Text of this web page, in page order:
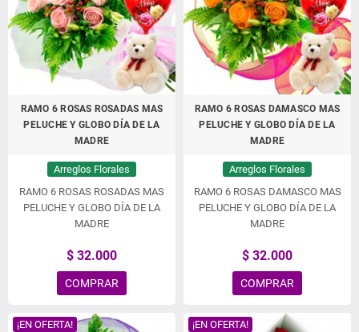
RAMO 6 ROSAS ROSADAS MAS
PELUCHE Y GLOBO DÍA DE LA
MADRE
Arreglos Florales
RAMO 6 ROSAS ROSADAS MAS
PELUCHE Y GLOBO DÍA DE LA
MADRE
$ 32.000
COMPRAR
RAMO 6 ROSAS DAMASCO MAS
PELUCHE Y GLOBO DÍA DE LA
MADRE
Arreglos Florales
RAMO 6 ROSAS DAMASCO MAS
PELUCHE Y GLOBO DÍA DE LA
MADRE
$ 32.000
COMPRAR
¡EN OFERTA! ¡EN OFERTA!